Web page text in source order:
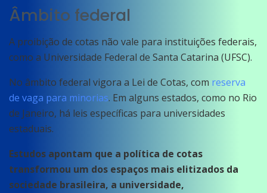
Âmbito federal
A proibição de cotas não vale para instituições federais,
como a Universidade Federal de Santa Catarina (UFSC).
No âmbito federal vigora a Lei de Cotas, com reserva
de vaga para minorias. Em alguns estados, como no Rio
de Janeiro, há leis específicas para universidades
estaduais.
Estudos apontam que a política de cotas
transformou um dos espaços mais elitizados da
sociedade brasileira, a universidade,